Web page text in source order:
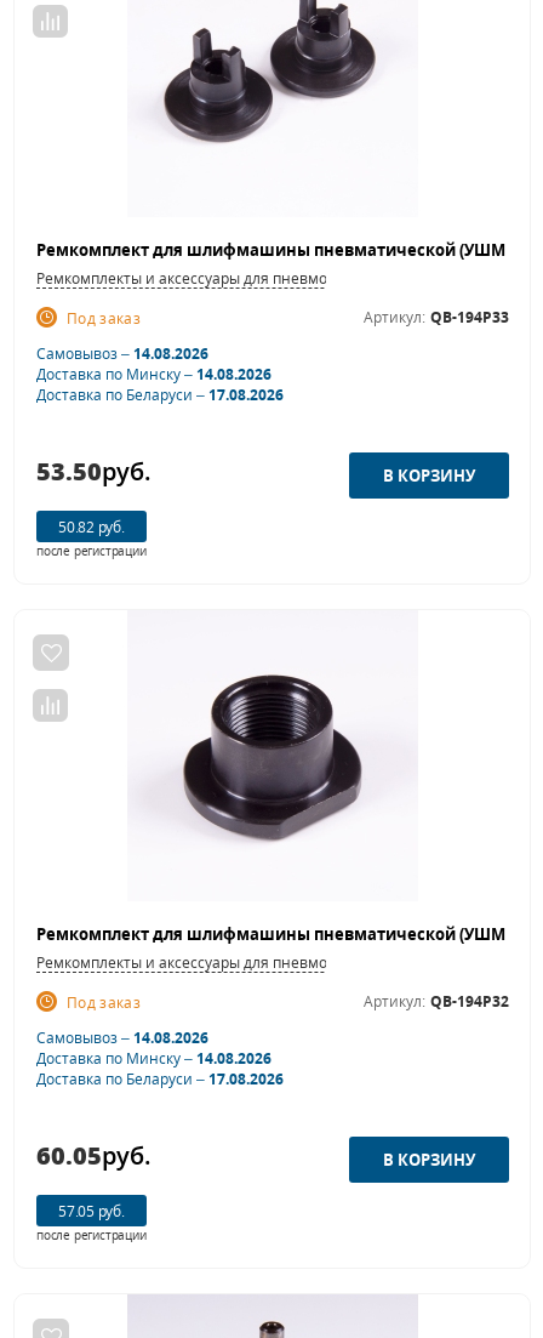
Ремкомплекты и аксессуары для пневмошлифовальных машинок
Под заказ
Артикул: QB-194P33
Самовывоз –14.08.2026
Доставка по Минску –14.08.2026
Доставка по Беларуси –17.08.2026
53.50руб.
50.82 руб.
после регистрации
Ремкомплекты и аксессуары для пневмошлифовальных машинок
Под заказ
Артикул: QB-194P32
Самовывоз –14.08.2026
Доставка по Минску –14.08.2026
Доставка по Беларуси –17.08.2026
60.05руб.
57.05 руб.
после регистрации